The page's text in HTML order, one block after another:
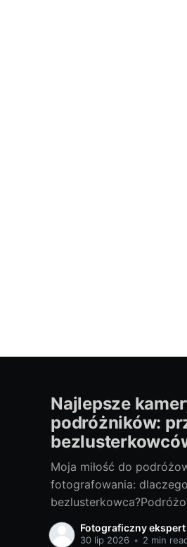
Najlepsze
podróżników:
Moja miłość do
fotografowania:
moją pasją.
odkrywanie nowych
Fotograficzny ekspert
30 lip 2026 • 2 min